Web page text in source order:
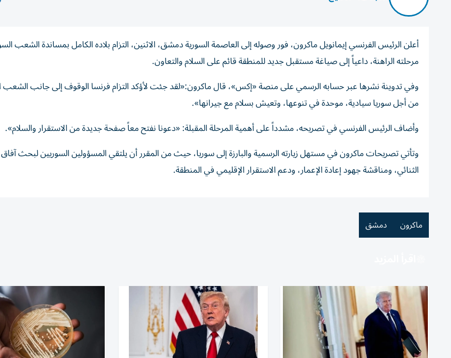
أعلن الرئيس الفرنسي إيمانويل ماكرون، فور وصوله إلى العاصمة السورية دمشق، الاثنين، التزام بلاده الكامل بمساندة الشعب
مرحلته الراهنة، داعياً إلى صياغة مستقبل جديد للمنطقة قائم على السلام والتعاون.
وفي تدوينة نشرها عبر حسابه الرسمي على منصة «إكس»، قال ماكرون:«لقد جئت لأؤكد التزام فرنسا الوقوف إلى جانب الشعب
من أجل سوريا سيادية، موحدة في تنوعها، وتعيش بسلام مع جيرانها».
وأضاف الرئيس الفرنسي في تصريحه، مشدداً على أهمية المرحلة المقبلة: «دعونا نفتح معاً صفحة جديدة من الاستقرار والسلام».
وتأتي تصريحات ماكرون في مستهل زيارته الرسمية والبارزة إلى سوريا، حيث من المقرر أن يلتقي المسؤولين السوريين لبحث آفاق
الثنائي، ومناقشة جهود إعادة الإعمار، ودعم الاستقرار الإقليمي في المنطقة.
ماكرون دمشق